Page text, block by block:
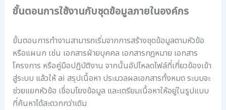
ขั้นตอนการใช้งานกับชุดข้อมูลภายในองค์กร
ขั้นตอนการทำงานสามารถเริ่มจากการสร้างชุดข้อมูลตามหัวข้อ
หรือแผนก เช่น เอกสารฝ่ายบุคคล เอกสารกฎหมาย เอกสาร
โครงการ หรือคู่มือปฏิบัติงาน จากนั้นอัปโหลดไฟล์ที่เกี่ยวข้องเข้า
สู่ระบบ แล้วให้ ai สรุปเนื้อหา ประมวลผลเอกสารทั้งหมด ระบบจะ
ช่วยแยกหัวข้อ เชื่อมโยงข้อมูล และเตรียมเนื้อหาให้อยู่ในรูปแบบ
ที่ค้นหาได้สะดวกกว่าเดิม